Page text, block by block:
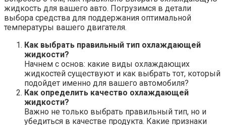
жидкость для вашего авто. Погрузимся в детали
выбора средства для поддержания оптимальной
температуры вашего двигателя.
Как выбрать правильный тип охлаждающей
жидкости?
Начнем с основ: какие виды охлаждающих
жидкостей существуют и как выбрать тот, который
подойдет именно для вашего автомобиля?
Как определить качество охлаждающей
жидкости?
Важно не только выбрать правильный тип, но и
убедиться в качестве продукта. Какие признаки